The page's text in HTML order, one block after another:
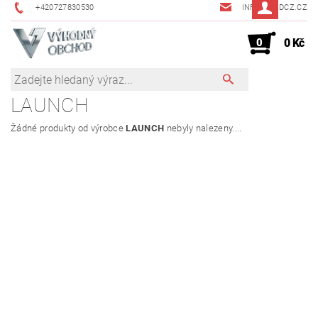
+420727830530 INFO@JMDCZ.CZ
0 0 Kč
LAUNCH
Žádné produkty od výrobceLAUNCH nebyly nalezeny....